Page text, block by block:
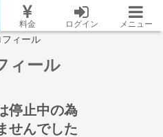
料金 ログイン メニュー
フィール
ィール
停止中の為
せんでした